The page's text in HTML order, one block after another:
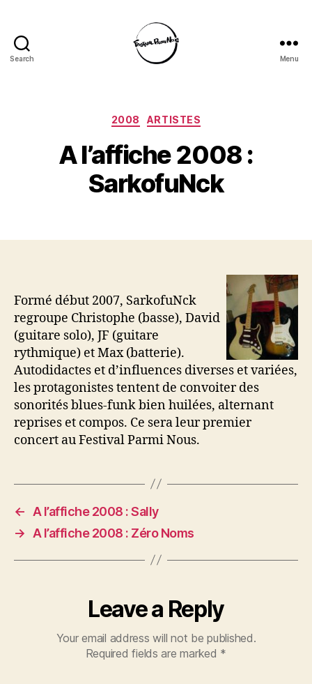
Search Menu
Categories
2008 ARTISTES
A l’affiche 2008 :
SarkofuNck
Formé début 2007, SarkofuNck
regroupe Christophe (basse), David
(guitare solo), JF (guitare
rythmique) et Max (batterie).
Autodidactes et d’influences diverses et variées,
les protagonistes tentent de convoiter des
sonorités blues-funk bien huilées, alternant
reprises et compos. Ce sera leur premier
concert au Festival Parmi Nous.
←
A l’affiche 2008 : Sally
→
A l’affiche 2008 : Zéro Noms
Leave a Reply
Your email address will not be published.
Required fields are marked *